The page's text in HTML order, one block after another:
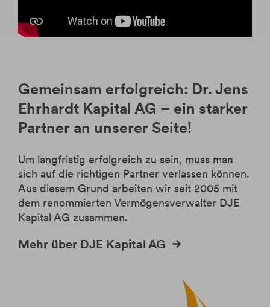
Gemeinsam erfolgreich: Dr. Jens
Ehrhardt Kapital AG – ein starker
Partner an unserer Seite!
Um langfristig erfolgreich zu sein, muss man
sich auf die richtigen Partner verlassen können.
Aus diesem Grund arbeiten wir seit 2005 mit
dem renommierten Vermögensverwalter DJE
Kapital AG zusammen.
Mehr über DJE Kapital AG